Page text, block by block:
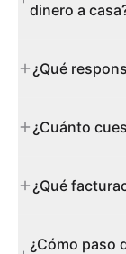
dinero a
¿Qué
¿Cuánto
¿Qué
¿Cómo paso